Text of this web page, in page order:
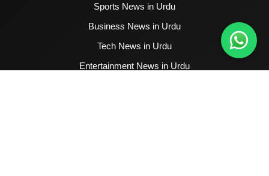
Sports News in Urdu
Business News in Urdu
Tech News in Urdu
Entertainment News in Urdu